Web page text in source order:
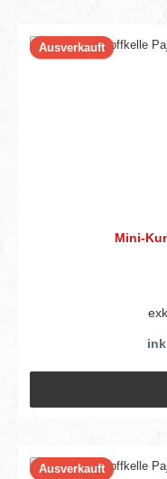
Ausverkauft
Mini-
Ausverkauft